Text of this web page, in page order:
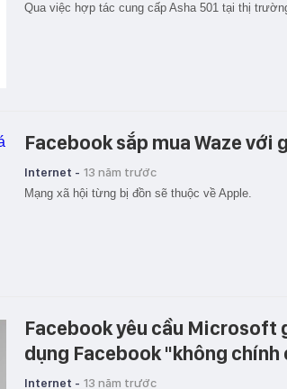
Qua việc hợp tác cung cấp Asha 501 tại thị
Facebook sắp mua Waze với
Internet - 13 năm trước
Mạng xã hội từng bị đồn sẽ thuộc về Apple.
Facebook yêu cầu Microsoft
dụng Facebook "không chính
Internet - 13 năm trước